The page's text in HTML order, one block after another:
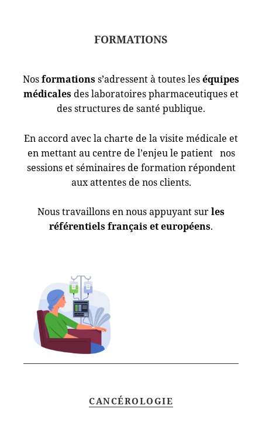
FORMATIONS
Nosformationss’adressent à toutes leséquipes
médicalesdes laboratoires pharmaceutiques et
des structures de santé publique.
En accord avec la charte de la visite médicale et
en mettant au centre de l’enjeu le patient nos
sessions et séminaires de formation répondent
aux attentes de nos clients.
Nous travaillons en nous appuyant surles
référentiels français et européens.
CANCÉROLOGIE